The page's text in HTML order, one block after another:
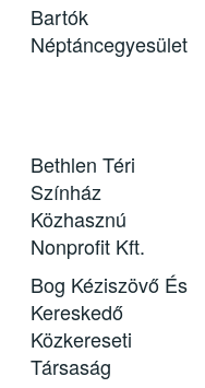
Bartók
Néptáncegyesület
Bethlen Téri
Színház
Közhasznú
Nonprofit Kft.
Bog Kéziszövő És
Kereskedő
Közkereseti
Társaság